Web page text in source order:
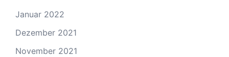
Januar 2022
Dezember 2021
November 2021